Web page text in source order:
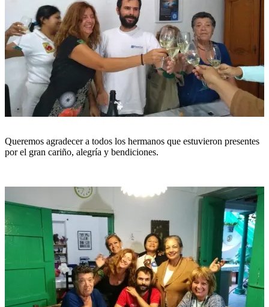
Queremos agradecer a todos los hermanos que estuvieron presentes
por el gran cariño, alegría y bendiciones.